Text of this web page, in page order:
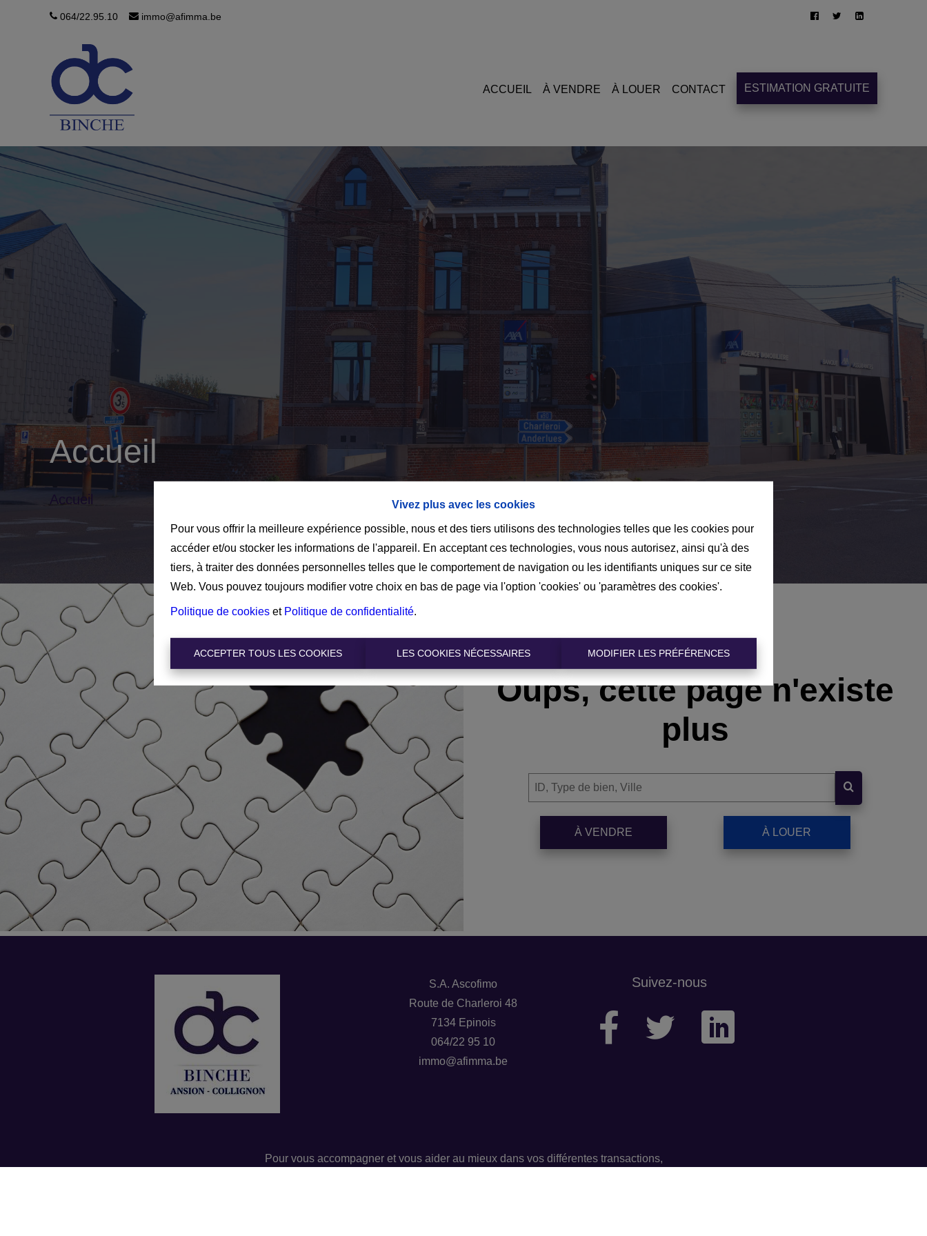
Vivez plus avec les cookies
Pour vous offrir la meilleure expérience possible, nous et des tiers utilisons des technologies telles que les cookies pour
accéder et/ou stocker les informations de l'appareil. En acceptant ces technologies, vous nous autorisez, ainsi qu'à des
tiers, à traiter des données personnelles telles que le comportement de navigation ou les identifiants uniques sur ce site
Web. Vous pouvez toujours modifier votre choix en bas de page via l'option 'cookies' ou 'paramètres des cookies'.
Politique de cookies et Politique de confidentialité.
ACCEPTER TOUS LES COOKIES LES COOKIES NÉCESSAIRES MODIFIER LES PRÉFÉRENCES
064/22.95.10 immo@afimma.be
ACCUEIL À VENDRE À LOUER CONTACT ESTIMATION GRATUITE
Accueil
Accueil
Oups, cette page n'existe
plus
À VENDRE À LOUER
S.A. Ascofimo
Route de Charleroi 48
7134 Epinois
064/22 95 10
immo@afimma.be
Suivez-nous
Pour vous accompagner et vous aider au mieux dans vos différentes transactions,